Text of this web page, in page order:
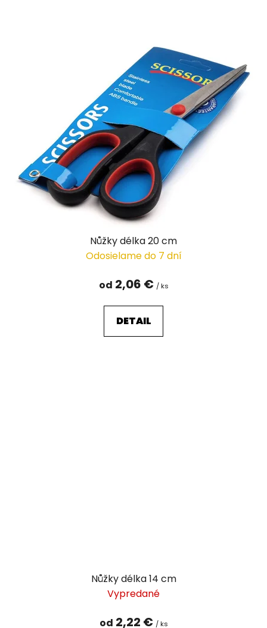
Nůžky délka 20 cm
Odosielame do 7 dní
od 2,06 € / ks
DETAIL
Nůžky délka 14 cm
Vypredané
od 2,22 € / ks